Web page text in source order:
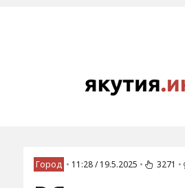
Город • 11:28 / 19.5.2025 • 3271 •